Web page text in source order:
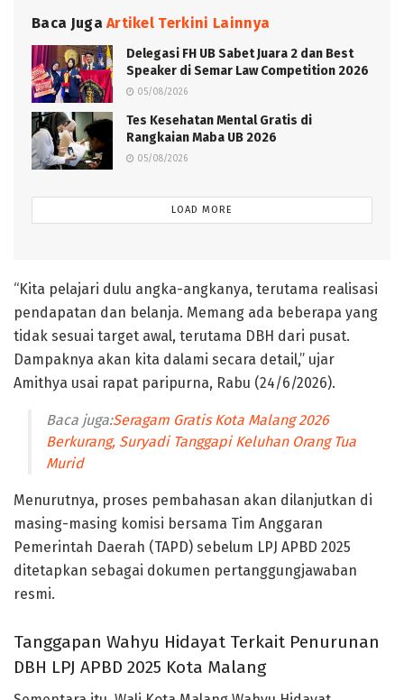
Baca Juga Artikel Terkini Lainnya
Delegasi FH UB Sabet Juara 2 dan Best
Speaker di Semar Law Competition 2026
05/08/2026
Tes Kesehatan Mental Gratis di
Rangkaian Maba UB 2026
05/08/2026
LOAD MORE
“Kita pelajari dulu angka-angkanya, terutama realisasi
pendapatan dan belanja. Memang ada beberapa yang
tidak sesuai target awal, terutama DBH dari pusat.
Dampaknya akan kita dalami secara detail,” ujar
Amithya usai rapat paripurna, Rabu (24/6/2026).
Baca juga:Seragam Gratis Kota Malang 2026
Berkurang, Suryadi Tanggapi Keluhan Orang Tua
Murid
Menurutnya, proses pembahasan akan dilanjutkan di
masing-masing komisi bersama Tim Anggaran
Pemerintah Daerah (TAPD) sebelum LPJ APBD 2025
ditetapkan sebagai dokumen pertanggungjawaban
resmi.
Tanggapan Wahyu Hidayat Terkait Penurunan
DBH LPJ APBD 2025 Kota Malang